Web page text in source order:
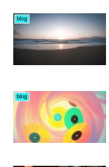
blog
blog